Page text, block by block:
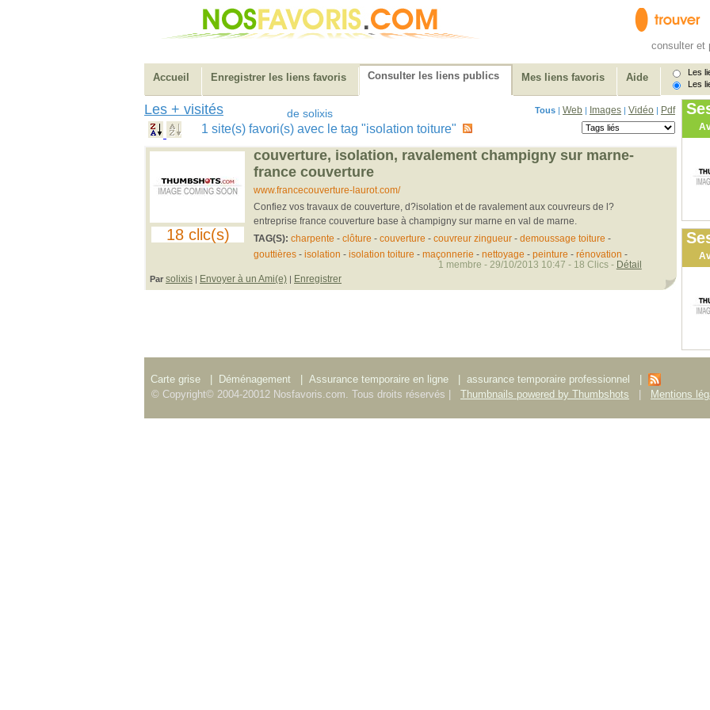
consulter et
Accueil Enregistrer les liens favoris Consulter les liens publics Mes liens favoris Aide
Les
Les
Les + visités de solixis Tous | Web | Images | Vidéo | Pdf
1 site(s) favori(s) avec le tag "isolation toiture"
18 clic(s)
couverture, isolation, ravalement champigny sur marne-
france couverture
www.francecouverture-laurot.com/
Confiez vos travaux de couverture, d?isolation et de ravalement aux couvreurs de l?
entreprise france couverture base à champigny sur marne en val de marne.
TAG(S): charpente - clôture - couverture - couvreur zingueur- demoussage toiture -
gouttières- isolation - isolation toiture - maçonnerie - nettoyage - peinture - rénovation -
Par solixis | Envoyer à un Ami(e) | Enregistrer
1 membre - 29/10/2013 10:47 - 18 Clics - Détail
Carte grise Déménagement Assurance temporaire en ligne assurance temporaire professionnel
© Copyright© 2004-20012 Nosfavoris.com. Tous droits réservés |
Thumbnails powered by Thumbshots Mentions